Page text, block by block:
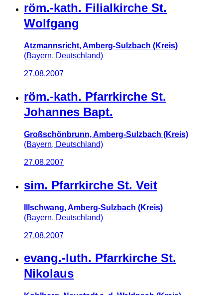
röm.-kath. Filialkirche St.
Wolfgang
Atzmannsricht, Amberg-Sulzbach (Kreis)
(Bayern, Deutschland)
27.08.2007
röm.-kath. Pfarrkirche St.
Johannes Bapt.
Großschönbrunn, Amberg-Sulzbach (Kreis)
(Bayern, Deutschland)
27.08.2007
sim. Pfarrkirche St. Veit
Illschwang, Amberg-Sulzbach (Kreis)
(Bayern, Deutschland)
27.08.2007
evang.-luth. Pfarrkirche St.
Nikolaus